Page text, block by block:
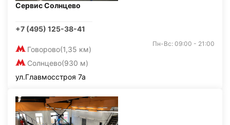
Сервис Солнцево
+7 (495) 125-38-41
Говорово(1,35 км)
Солнцево(930 м)
Пн-Вс: 09:00 - 21:00
ул.Главмосстроя 7а